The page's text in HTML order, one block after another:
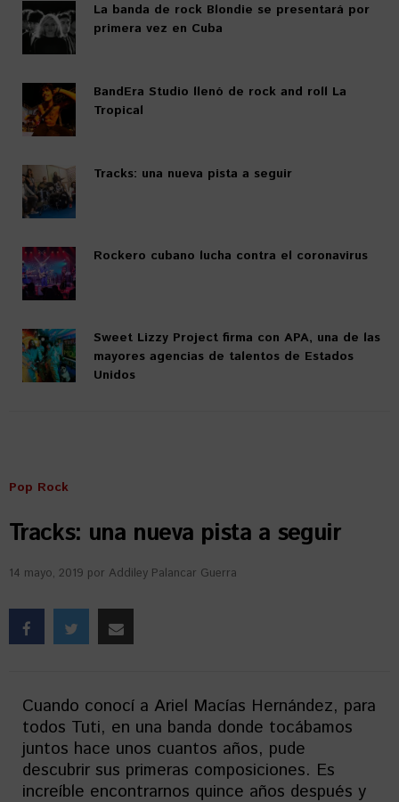
La banda de rock Blondie se presentará por
primera vez en Cuba
BandEra Studio llenó de rock and roll La
Tropical
Tracks: una nueva pista a seguir
Rockero cubano lucha contra el coronavirus
Sweet Lizzy Project firma con APA, una de las
mayores agencias de talentos de Estados
Unidos
Pop Rock
Tracks: una nueva pista a seguir
14 mayo, 2019 por Addiley Palancar Guerra
Cuando conocí a Ariel Macías Hernández, para
todos Tuti, en una banda donde tocábamos
juntos hace unos cuantos años, pude
descubrir sus primeras composiciones. Es
increíble encontrarnos quince años después y